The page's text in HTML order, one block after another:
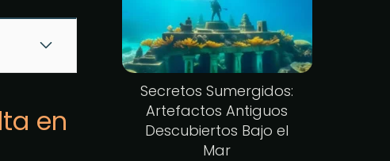
en
Secretos Sumergidos:
Artefactos Antiguos
Descubiertos Bajo el
Mar